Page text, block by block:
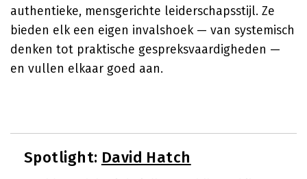
authentieke, mensgerichte leiderschapsstijl. Ze
bieden elk een eigen invalshoek — van systemisch
denken tot praktische gespreksvaardigheden —
en vullen elkaar goed aan.
Spotlight: David Hatch